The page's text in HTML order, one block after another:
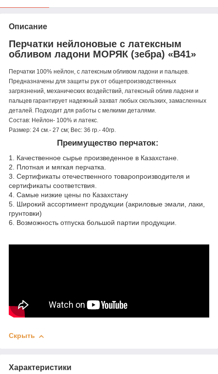
Описание
Перчатки нейлоновые с латексным
обливом ладони МОРЯК (зебра) «В41»
Перчатки 100% нейлон, с латексным обливом ладони и пальцев.
Предназначены для защиты рук от общепроизводственных
загрязнений, механических воздействий, латексный облив ладони и
пальцев гарантирует надежный захват любых скользких, замасленных
деталей. Подходит для работы с мелкими деталями.
Состав: Нейлон- 100% и латекс.
Размер: 24 см.- 27 см; Вес: 36 гр.- 40гр.
Преимущество перчаток:
1. Качественное сырье произведенное в Казахстане.
2. Плотная и мягкая перчатка.
3. Сертификаты отечественного товаропроизводителя и
сертификаты соответствия.
4. Самые низкие цены по Казахстану
5. Широкий ассортимент продукции (акриловые эмали, лаки,
грунтовки)
6. Возможность отпуска большой партии продукции.
Скрыть
Характеристики